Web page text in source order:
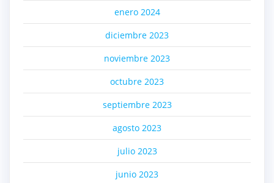
enero 2024
diciembre 2023
noviembre 2023
octubre 2023
septiembre 2023
agosto 2023
julio 2023
junio 2023